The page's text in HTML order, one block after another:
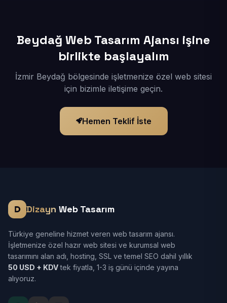
Beydağ Web Tasarım Ajansı işine
birlikte başlayalım
İzmir Beydağ bölgesinde işletmenize özel web sitesi
için bizimle iletişime geçin.
Hemen Teklif İste
Dizayn Web Tasarım
Türkiye geneline hizmet veren web tasarım ajansı.
İşletmenize özel hazır web sitesi ve kurumsal web
tasarımını alan adı, hosting, SSL ve temel SEO dahil yıllık
50 USD + KDVtek fiyatla, 1-3 iş günü içinde yayına
alıyoruz.